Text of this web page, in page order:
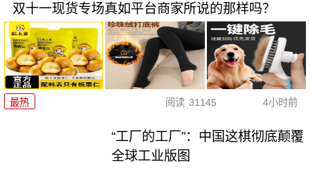
双十一现货专场真如平台商家所说的那样吗？
最热 阅读 31145 4小时前
“工厂的工厂”：中国这棋彻底颠覆
全球工业版图